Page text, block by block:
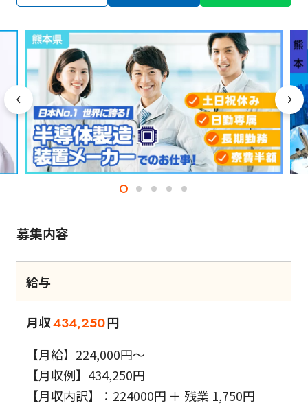
募集内容
給与
月収434,250円
【月給】224,000円～
【月収例】434,250円
【月収内訳】：224000円 ＋ 残業 1,750円